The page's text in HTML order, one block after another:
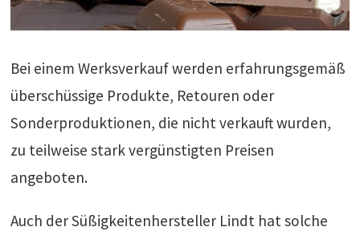
Bei einem Werksverkauf werden erfahrungsgemäß
überschüssige Produkte, Retouren oder
Sonderproduktionen, die nicht verkauft wurden,
zu teilweise stark vergünstigten Preisen
angeboten.
Auch der Süßigkeitenhersteller Lindt hat solche